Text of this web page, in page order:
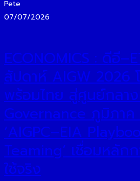
Pete
07/07/2026
ECONOMICS : ดีอี
สัปดาห์ AIGW 2026
พร้อมไทย สู่ศูนย์กลา
Governance ภูมิภาค
‘AIGPC–EIA
Teaming’ เชื่อมหลัก
ใช้จริง